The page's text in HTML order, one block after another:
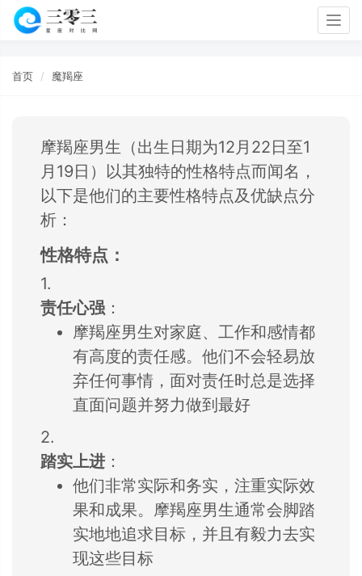
首页 魔羯座
摩羯座男生（出生 日期为12月22日至1
月19日）
以其独特的性格特点而闻名，
以下是他们的主要性格特点及优缺点分
析：
性格特点：
1.
责任心强 ：
摩羯座男生对家庭、 工作和感情都
有高度的责任感。 他们不会轻易放
弃任何事情， 面对责任时总是选择
直面问题并努力做到最好
2.
踏实上进 ：
他们非常实际和务实， 注重实际效
果和成果。 摩羯座男生通常会脚踏
实地地追求目标， 并且有毅力去实
现这些目标